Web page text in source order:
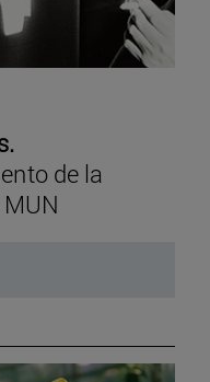
de la